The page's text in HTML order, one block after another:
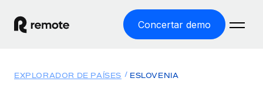
Concertar demo
EXPLORADOR DE PAÍSES ESLOVENIA